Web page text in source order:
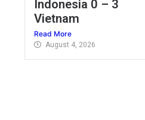
Indonesia 0 – 3
Vietnam
Read More
August 4, 2026